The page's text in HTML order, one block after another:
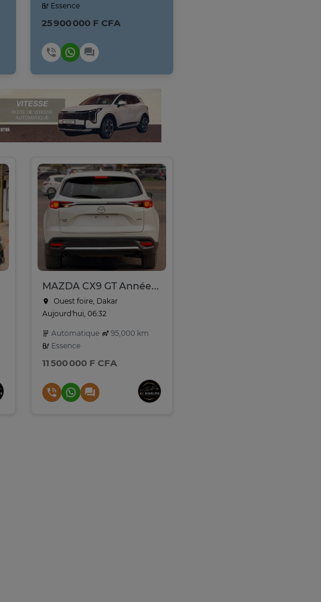
Essence
25 900 000 F CFA
MAZDA CX9 GT Année : 2017
Ouest foire, Dakar
Aujourd'hui, 06:32
Automatique
95,000 km
Essence
11 500 000 F CFA